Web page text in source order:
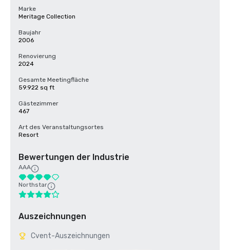
Marke
Meritage Collection
Baujahr
2006
Renovierung
2024
Gesamte Meetingfläche
59.922 sq ft
Gästezimmer
467
Art des Veranstaltungsortes
Resort
Bewertungen der Industrie
AAA
Northstar
Auszeichnungen
Cvent-Auszeichnungen